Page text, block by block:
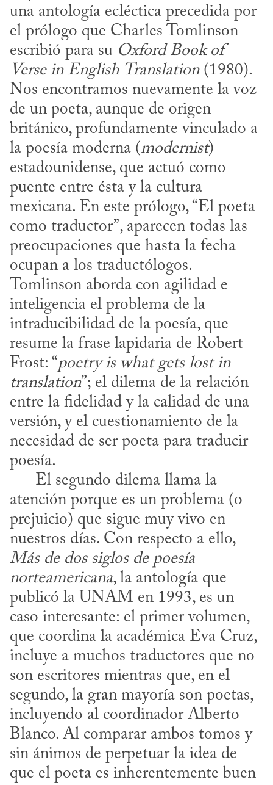
una antología ecléctica precedida por
el prólogo que Charles Tomlinson
escribió para su Oxford Book of
Verse in English Translation (1980).
Nos encontramos nuevamente la voz
de un poeta, aunque de origen
británico, profundamente vinculado a
la poesía moderna (modernist)
estadounidense, que actuó como
puente entre ésta y la cultura
mexicana. En este prólogo, “El poeta
como traductor”, aparecen todas las
preocupaciones que hasta la fecha
ocupan a los traductólogos.
Tomlinson aborda con agilidad e
inteligencia el problema de la
intraducibilidad de la poesía, que
resume la frase lapidaria de Robert
Frost: “poetry is what gets lost in
translation”; el dilema de la relación
entre la fidelidad y la calidad de una
versión, y el cuestionamiento de la
necesidad de ser poeta para traducir
poesía.
atención porque es un problema (o
prejuicio) que sigue muy vivo en
nuestros días. Con respecto a ello,
Más de dos siglos de poesía
norteamericana, la antología que
publicó la UNAM en 1993, es un
caso interesante: el primer volumen,
que coordina la académica Eva Cruz,
incluye a muchos traductores que no
son escritores mientras que, en el
segundo, la gran mayoría son poetas,
incluyendo al coordinador Alberto
Blanco. Al comparar ambos tomos y
sin ánimos de perpetuar la idea de
que el poeta es inherentemente buen